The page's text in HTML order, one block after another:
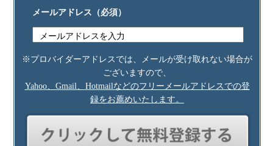
メールアドレス （必須）
※プロバイダーアドレスでは、メールが受け取れない場合が
ございますので、
Yahoo、Gmail、Hotmailなどのフリーメールアドレスでの登
録をお薦めいたします。